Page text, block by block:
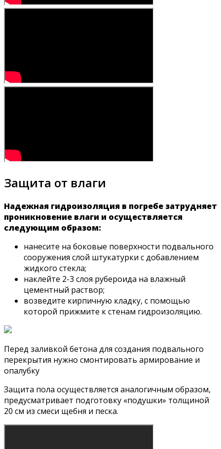
Защита от влаги
Надежная гидроизоляция в погребе затрудняет
проникновение влаги и осуществляется
следующим образом:
нанесите на боковые поверхности подвального
сооружения слой штукатурки с добавлением
жидкого стекла;
наклейте 2-3 слоя рубероида на влажный
цементный раствор;
возведите кирпичную кладку, с помощью
которой прижмите к стенам гидроизоляцию.
Перед заливкой бетона для создания подвального
перекрытия нужно смонтировать армирование и
опалубку
Защита пола осуществляется аналогичным образом,
предусматривает подготовку «подушки» толщиной
20 см из смеси щебня и песка.